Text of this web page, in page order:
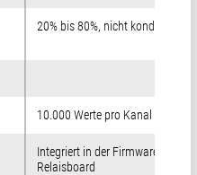
20% bis 80%, nicht
10.000 Werte pro Kanal
Integriert in der Firmware des
Relaisboard